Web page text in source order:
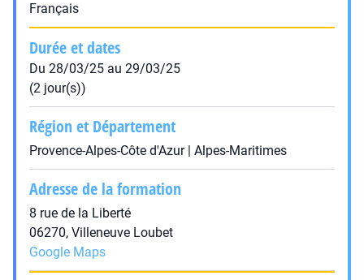
Français
Durée et dates
Du 28/03/25 au 29/03/25
(2 jour(s))
Région et Département
Provence-Alpes-Côte d'Azur | Alpes-Maritimes
Adresse de la formation
8 rue de la Liberté
06270, Villeneuve Loubet
Google Maps